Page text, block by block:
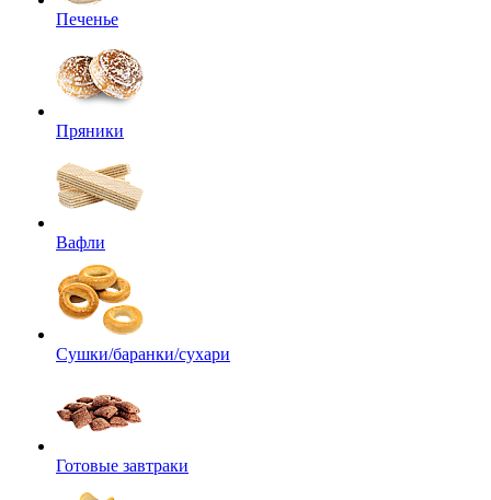
Печенье
Пряники
Вафли
Сушки/баранки/сухари
Готовые завтраки